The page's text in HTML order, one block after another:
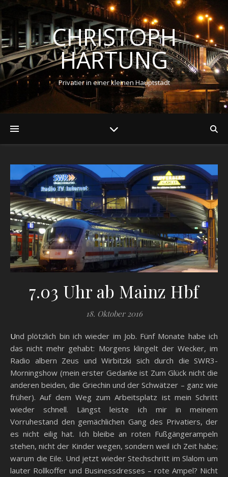
CHRISTOPH
HARTUNG
Privatier in einer kleinen Hauptstadt
7.03 Uhr ab Mainz Hbf
18. Oktober 2016
Und plötzlich bin ich wieder im Job. Fünf Monate habe ich
das nicht mehr gehabt: Morgens klingelt der Wecker, im
Radio albern Zeus und Wirbitzki sich durch die SWR3-
Morningshow (mein erster Gedanke ist Zum Glück nicht die
anderen beiden, die Griechin und der Schwätzer – ganz wie
früher). Auf dem Weg zum Arbeitsplatz ist mein Schritt
wieder schnell. Längst leiste ich mir in meinem
Vorruhestand den gemächlichen Gang des Privatiers, der
es nicht eilig hat. Ich bleibe an roten Fußgängerampeln
stehen, nicht der Kinder wegen, sondern weil ich Zeit habe;
warum die Eile. Und jetzt wieder Stechschritt im Slalom um
lauter Rollkoffer und Businessdresses – rote Ampel? Nicht